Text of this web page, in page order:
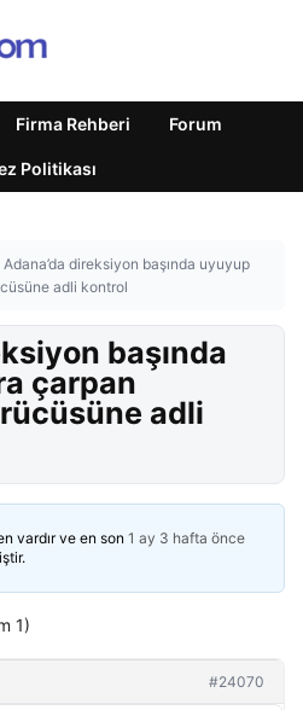
Firma Rehberi Forum
Politikası
Adana’da direksiyon başında uyuyup
adli kontrol
başında
çarpan
adli
vardır ve en son 1 ay 3 hafta önce
1)
#24070